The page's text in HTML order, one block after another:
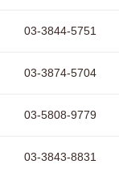
03-3844-5751
03-3874-5704
03-5808-9779
03-3843-8831